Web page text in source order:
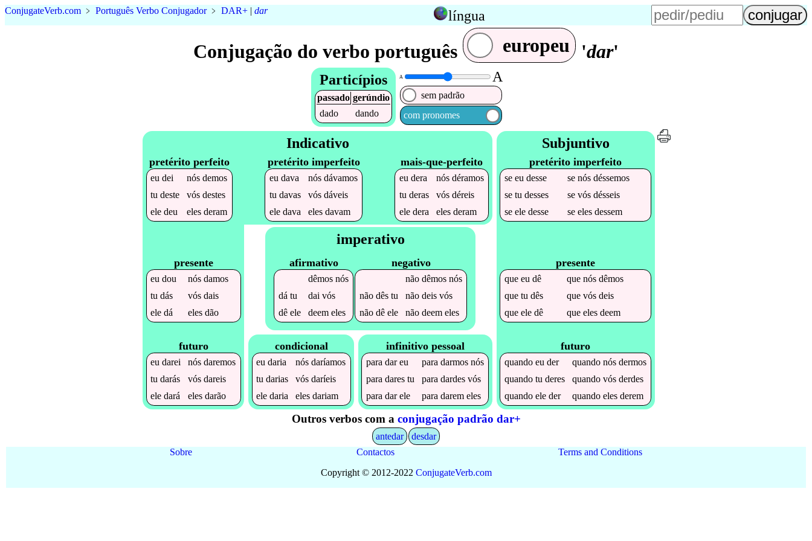
ConjugateVerb.com ﹥ Português Verbo Conjugador﹥ DAR+ | dar língua
Conjugação do verbo português europeu 'dar'
Particípios
passado gerúndio
dado
dando
A A
sem padrão
com pronomes
Indicativo
pretérito perfeito
eudei nósdemos
tudeste vósdestes
eledeu elesderam
pretérito imperfeito
eu dava nós dávamos
tu davas vós dáveis
ele dava eles davam
mais-que-perfeito
eudera nósdéramos
tuderas vósdéreis
eledera elesderam
presente
eudou nósdamos
tudás vósdais
eledá elesdão
futuro
eudarei nósdaremos
tudarás vósdareis
eledará elesdarão
imperativo
afirmativo
dêmosnós
dá tu dai vós
dêele deemeles
negativo
não dêmosnós
não dêstu não deisvós
não dêele não deemeles
condicional
eudaria nósdaríamos
tudarias vósdaríeis
eledaria elesdariam
infinitivo pessoal
paradareu paradarmos nós
paradares tu paradardes vós
paradarele paradarem eles
Subjuntivo
pretérito imperfeito
seeudesse senósdéssemos
setudesses sevósdésseis
seeledesse seelesdessem
presente
queeudê quenósdêmos
quetudês quevósdeis
queeledê queelesdeem
futuro
quandoeuder quandonósdermos
quandotuderes quandovósderdes
quandoeleder quandoelesderem
Outros verbos com a conjugação padrão dar+
antedar
desdar
Sobre
Contactos
Terms and Conditions
Copyright © 2012-2022 ConjugateVerb.com